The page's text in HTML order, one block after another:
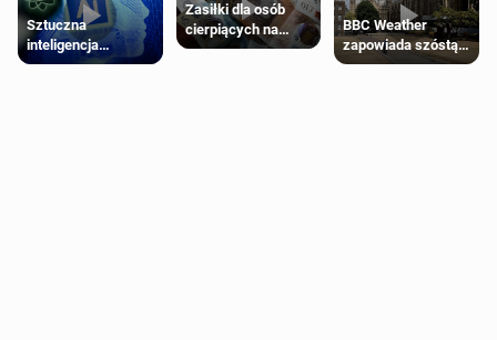
Sztuczna
inteligencja
próbowała oszukać
Zasiłki dla osób
cierpiących na
schorzenia
BBC Weather
zapowiada szóstą
falę upałów w